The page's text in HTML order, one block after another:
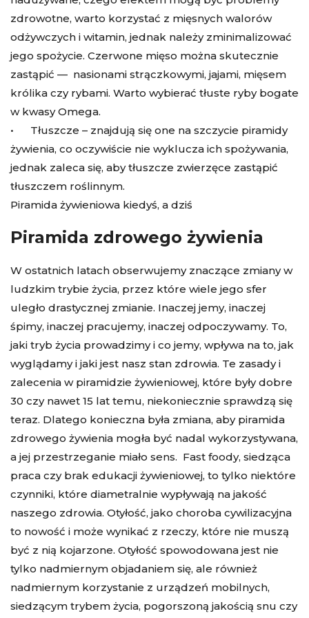
zdrowotne, warto korzystać z mięsnych walorów
odżywczych i witamin, jednak należy zminimalizować
jego spożycie. Czerwone mięso można skutecznie
zastąpić — nasionami strączkowymi, jajami, mięsem
królika czy rybami. Warto wybierać tłuste ryby bogate
w kwasy Omega.
• Tłuszcze – znajdują się one na szczycie piramidy
żywienia, co oczywiście nie wyklucza ich spożywania,
jednak zaleca się, aby tłuszcze zwierzęce zastąpić
tłuszczem roślinnym.
Piramida żywieniowa kiedyś, a dziś
Piramida zdrowego żywienia
W ostatnich latach obserwujemy znaczące zmiany w
ludzkim trybie życia, przez które wiele jego sfer
uległo drastycznej zmianie. Inaczej jemy, inaczej
śpimy, inaczej pracujemy, inaczej odpoczywamy. To,
jaki tryb życia prowadzimy i co jemy, wpływa na to, jak
wyglądamy i jaki jest nasz stan zdrowia. Te zasady i
zalecenia w piramidzie żywieniowej, które były dobre
30 czy nawet 15 lat temu, niekoniecznie sprawdzą się
teraz. Dlatego konieczna była zmiana, aby piramida
zdrowego żywienia mogła być nadal wykorzystywana,
a jej przestrzeganie miało sens. Fast foody, siedząca
praca czy brak edukacji żywieniowej, to tylko niektóre
czynniki, które diametralnie wypływają na jakość
naszego zdrowia. Otyłość, jako choroba cywilizacyjna
to nowość i może wynikać z rzeczy, które nie muszą
być z nią kojarzone. Otyłość spowodowana jest nie
tylko nadmiernym objadaniem się, ale również
nadmiernym korzystanie z urządzeń mobilnych,
siedzącym trybem życia, pogorszoną jakością snu czy